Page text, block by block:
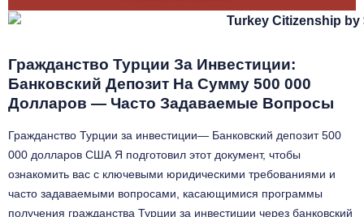
Гражданство Турции За Инвестиции:
Банковский Депозит На Сумму 500 000
Долларов — Часто Задаваемые Вопросы
Гражданство Турции за инвестиции— Банковский депозит 500
000 долларов США Я подготовил этот документ, чтобы
ознакомить вас с ключевыми юридическими требованиями и
часто задаваемыми вопросами, касающимися программы
получения гражданства Турции за инвестиции через банковский